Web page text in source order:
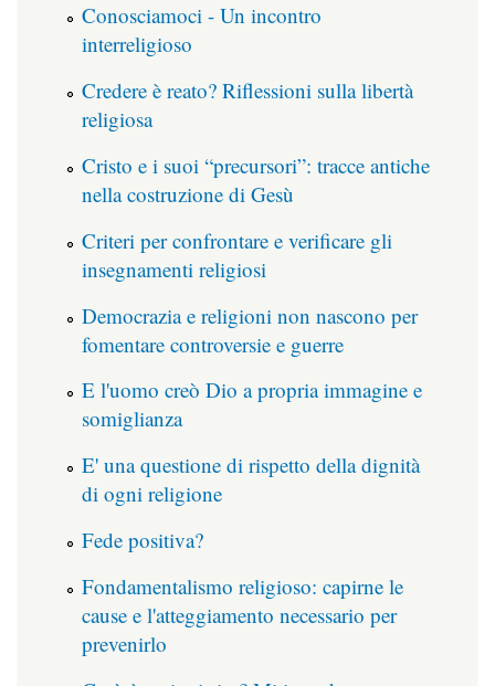
Conosciamoci - Un incontro
interreligioso
Credere è reato? Riflessioni sulla libertà
religiosa
Cristo e i suoi “precursori”: tracce antiche
nella costruzione di Gesù
Criteri per confrontare e verificare gli
insegnamenti religiosi
Democrazia e religioni non nascono per
fomentare controversie e guerre
E l'uomo creò Dio a propria immagine e
somiglianza
E' una questione di rispetto della dignità
di ogni religione
Fede positiva?
Fondamentalismo religioso: capirne le
cause e l'atteggiamento necessario per
prevenirlo